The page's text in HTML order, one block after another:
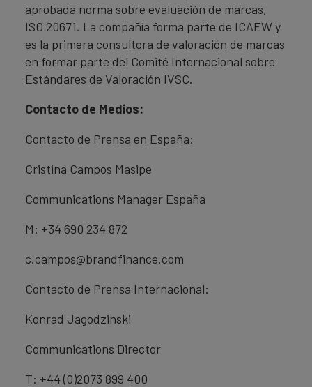
aprobada norma sobre evaluación de marcas,
ISO 20671. La compañía forma parte de ICAEW y
es la primera consultora de valoración de marcas
en formar parte del Comité Internacional sobre
Estándares de Valoración IVSC.
Contacto de Medios:
Contacto de Prensa en España:
Cristina Campos Masipe
Communications Manager España
M: +34 690 234 872
c.campos@brandfinance.com
Contacto de Prensa Internacional:
Konrad Jagodzinski
Communications Director
T: +44 (0)2073 899 400